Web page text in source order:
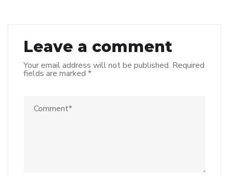
Leave a comment
Your email address will not be published. Required
fields are marked *